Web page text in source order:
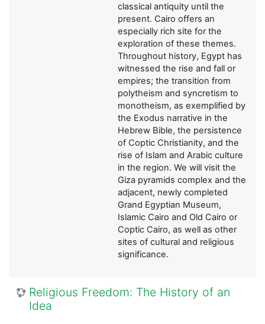
classical antiquity until the
present. Cairo offers an
especially rich site for the
exploration of these themes.
Throughout history, Egypt has
witnessed the rise and fall or
empires; the transition from
polytheism and syncretism to
monotheism, as exemplified by
the Exodus narrative in the
Hebrew Bible, the persistence
of Coptic Christianity, and the
rise of Islam and Arabic culture
in the region. We will visit the
Giza pyramids complex and the
adjacent, newly completed
Grand Egyptian Museum,
Islamic Cairo and Old Cairo or
Coptic Cairo, as well as other
sites of cultural and religious
significance.
Religious Freedom: The History of an
Idea